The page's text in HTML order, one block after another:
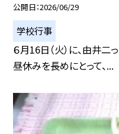
公開日 2026/06/29
学校行事
６月16日（火）に、由井二
昼休みを長めにとって、...